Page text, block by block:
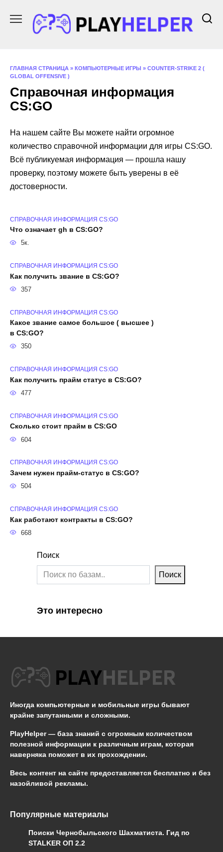
содержанию
ГЛАВНАЯ СТРАНИЦА » КОМПЬЮТЕРНЫЕ ИГРЫ » COUNTER-STRIKE 2 (
GLOBAL OFFENSIVE )
Справочная информация
CS:GO
На нашем сайте Вы можете найти огромное
количество справочной информации для игры CS:GO.
Всё публикуемая информация — прошла нашу
проверку, поэтому можете быть уверены в её
достоверности.
СПРАВОЧНАЯ ИНФОРМАЦИЯ CS:GO
Что означает gh в CS:GO?
5к.
СПРАВОЧНАЯ ИНФОРМАЦИЯ CS:GO
Как получить звание в CS:GO?
357
СПРАВОЧНАЯ ИНФОРМАЦИЯ CS:GO
Какое звание самое большое ( высшее )
в CS:GO?
350
СПРАВОЧНАЯ ИНФОРМАЦИЯ CS:GO
Как получить прайм статус в CS:GO?
477
СПРАВОЧНАЯ ИНФОРМАЦИЯ CS:GO
Сколько стоит прайм в CS:GO
604
СПРАВОЧНАЯ ИНФОРМАЦИЯ CS:GO
Зачем нужен прайм-статус в CS:GO?
504
СПРАВОЧНАЯ ИНФОРМАЦИЯ CS:GO
Как работают контракты в CS:GO?
668
Поиск
Поиск
Это интересно
Иногда компьютерные и мобильные игры бывают
крайне запутанными и сложными.
PlayHelper — база знаний с огромным количеством
полезной информации к различным играм, которая
наверняка поможет в их прохождении.
Весь контент на сайте предоставляется бесплатно и без
назойливой рекламы.
Популярные материалы
Поиски Чернобыльского Шахматиста. Гид по
STALKER ОП 2.2